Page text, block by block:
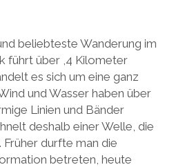
beliebteste Wanderung im
führt über ,4 Kilometer
es sich um eine ganz
und Wasser haben über
Linien und Bänder
deshalb einer Welle, die
durfte man die
betreten, heute